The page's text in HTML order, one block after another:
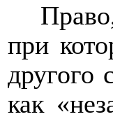
при
другого
как